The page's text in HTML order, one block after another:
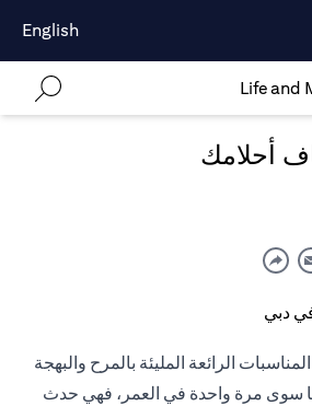
English
أحلامك
الرائعة المليئة بالمرح والبهجة
سوى مرة واحدة في العمر، فهي حدث